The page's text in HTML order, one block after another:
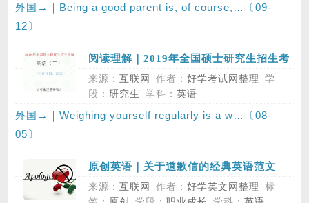
外国→｜Being a good parent is, of course,…〔09-
12〕
阅读理解｜2019年全国硕士研究生招生考
试英语（二）真题，Section I，Use of
English
来源： 互联网 作者： 好学考试网整理
学
段： 研究生 学科： 英语
外国→｜Weighing yourself regularly is a w…〔08-
05〕
原创英语｜关于道歉信的经典英语范文
来源： 互联网 作者： 好学英文网整理
标